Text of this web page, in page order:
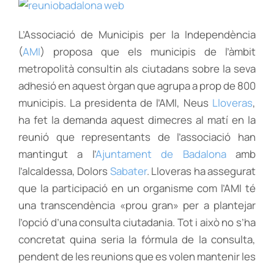
L’Associació de Municipis per la Independència
(AMI) proposa que els municipis de l’àmbit
metropolità consultin als ciutadans sobre la seva
adhesió en aquest òrgan que agrupa a prop de 800
municipis. La presidenta de l’AMI, Neus Lloveras,
ha fet la demanda aquest dimecres al matí en la
reunió que representants de l’associació han
mantingut a l’Ajuntament de Badalonaamb
l’alcaldessa, DolorsSabater. Lloveras ha assegurat
que la participació en un organisme com l’AMI té
una transcendència «prou gran» per a plantejar
l’opció d’una consulta ciutadania. Tot i això no s’ha
concretat quina seria la fórmula de la consulta,
pendent de les reunions que es volen mantenir les